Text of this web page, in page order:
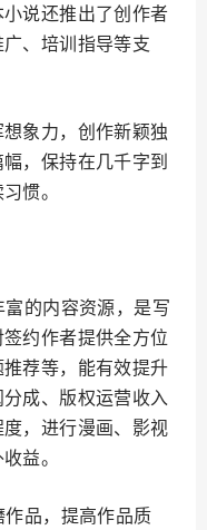
说还推出了创作者
、培训指导等支
象力，创作新颖独
，保持在几千字到
惯。
的内容资源，是写
约作者提供全方位
荐等，能有效提升
成、版权运营收入
，进行漫画、影视
益。
品，提高作品质